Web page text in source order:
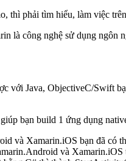
thì phải tìm hiểu, làm việc
là công nghệ sử dụng
với Java, ObjectiveC/Swift
bạn build 1 ứng dụng
Xamarin.iOS bạn đã có
và